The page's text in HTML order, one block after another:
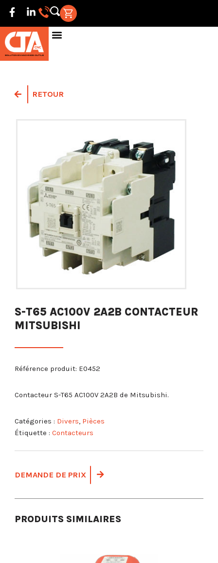
RETOUR
S-T65 AC100V 2A2B CONTACTEUR
MITSUBISHI
Référence produit: E0452
Contacteur S-T65 AC100V 2A2B de Mitsubishi.
Catégories : Divers, Pièces
Étiquette : Contacteurs
DEMANDE DE PRIX
PRODUITS SIMILAIRES